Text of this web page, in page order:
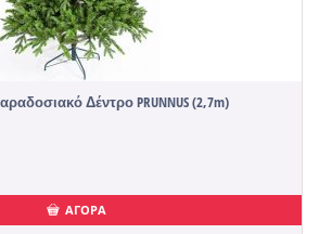
Δέντρο PRUNNUS (2,7m)
ΑΓΟΡΑ